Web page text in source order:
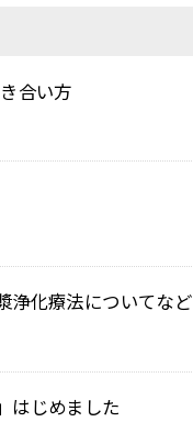
合い方
浄化療法についてなど
はじめました